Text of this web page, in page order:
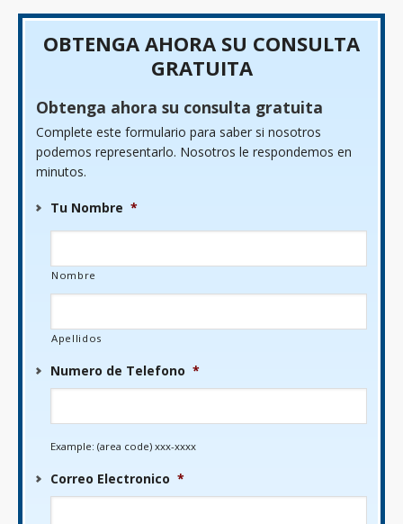
OBTENGA AHORA SU CONSULTA
GRATUITA
Obtenga ahora su consulta gratuita
Complete este formulario para saber si nosotros
podemos representarlo. Nosotros le respondemos en
minutos.
Tu Nombre *
Nombre
Apellidos
Numero de Telefono *
Example: (area code) xxx-xxxx
Correo Electronico *